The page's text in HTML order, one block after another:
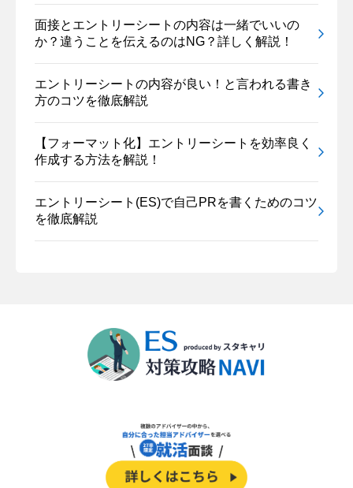
面接とエントリーシートの内容は一緒でいいの
か？違うことを伝えるのはNG？詳しく解説！
エントリーシートの内容が良い！と言われる書き
方のコツを徹底解説
【フォーマット化】エントリーシートを効率良く
作成する方法を解説！
エントリーシート(ES)で自己PRを書くためのコツ
を徹底解説